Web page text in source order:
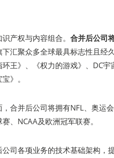
产权与内容组合。 合并后公司
下汇聚众多全球最具标志性且经
王》、《权力的游戏》、DC宇
》。
合并后公司将拥有NFL、奥运
、NCAA及欧洲冠军联赛。
司各项业务的技术基础架构，